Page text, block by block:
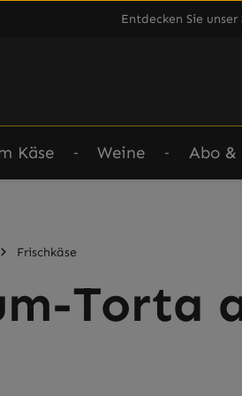
Entdecken Sie
Käse Weine Abo &
Frischkäse
Torta